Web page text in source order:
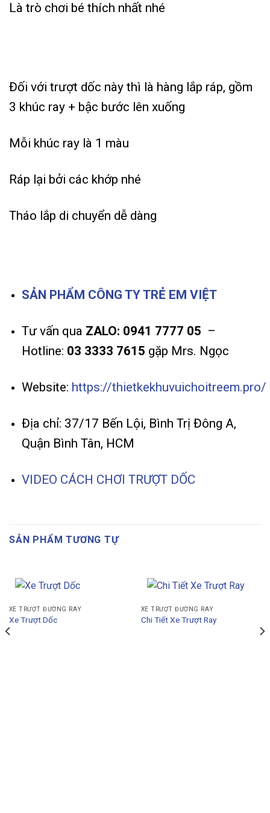
Là trò chơi bé thích nhất nhé
Đối với trượt dốc này thì là hàng lắp ráp, gồm
3 khúc ray + bậc bước lên xuống
Mỗi khúc ray là 1 màu
Ráp lại bởi các khớp nhé
Tháo lắp di chuyển dễ dàng
SẢN PHẨM CÔNG TY TRẺ EM VIỆT
Tư vấn qua ZALO: 0941 7777 05 –
Hotline: 03 3333 7615 gặp Mrs. Ngọc
Website: https://thietkekhuvuichoitreem.pro/
Địa chỉ: 37/17 Bến Lội, Bình Trị Đông A,
Quận Bình Tân, HCM
VIDEO CÁCH CHƠI TRƯỢT DỐC
SẢN PHẨM TƯƠNG TỰ
XE TRƯỢT ĐƯỜNG RAY
Xe Trượt Dốc
XE TRƯỢT ĐƯỜNG RAY
Chi Tiết Xe Trượt Ray